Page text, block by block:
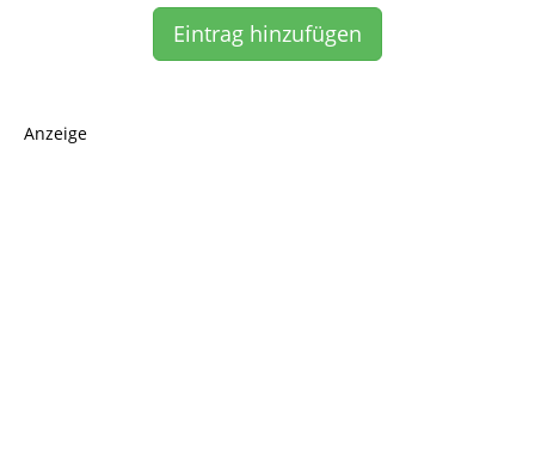
Eintrag hinzufügen
Anzeige